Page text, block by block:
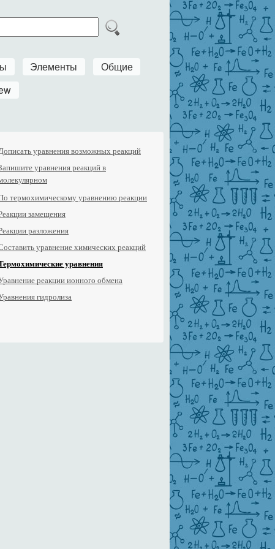
Элементы
Общие
уравнения возможных реакций
уравнения реакций в
термохимическому уравнению реакции
замещения
разложения
уравнение химических реакций
уравнения
реакции ионного обмена
гидролиза